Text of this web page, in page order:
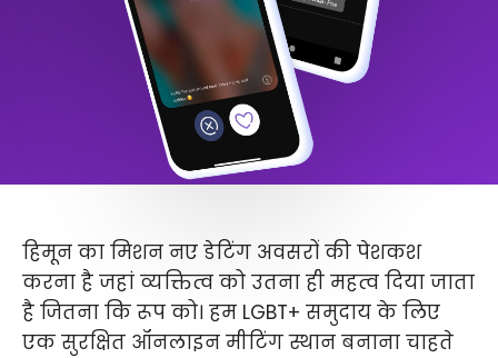
हिमून का मिशन नए डेटिंग अवसरों की पेशकश
करना है जहां व्यक्तित्व को उतना ही महत्व दिया जाता
है जितना कि रूप को। हम LGBT+ समुदाय के लिए
एक सुरक्षित ऑनलाइन मीटिंग स्थान बनाना चाहते